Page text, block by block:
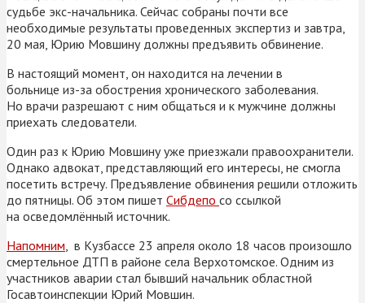
судьбе экс-начальника. Сейчас собраны почти все
необходимые результаты проведенных экспертиз и завтра,
20 мая, Юрию Мовшину должны предъявить обвинение.
В настоящий момент, он находится на лечении в
больнице из-за обострения хронического заболевания.
Но врачи разрешают с ним общаться и к мужчине должны
приехать следователи.
Один раз к Юрию Мовшину уже приезжали правоохранители.
Однако адвокат, представляющий его интересы, не смогла
посетить встречу. Предъявление обвинения решили отложить
до пятницы. Об этом пишет Сибдепо со ссылкой
на осведомлённый источник.
Напомним , в Кузбассе 23 апреля около 18 часов произошло
смертельное ДТП в районе села Верхотомское. Одним из
участников аварии стал бывший начальник областной
Госавтоинспекции Юрий Мовшин.